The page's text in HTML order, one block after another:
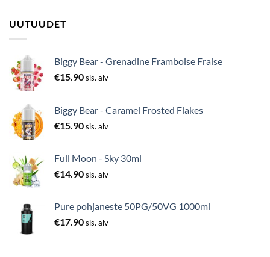
UUTUUDET
Biggy Bear - Grenadine Framboise Fraise
€15.90sis. alv
Biggy Bear - Caramel Frosted Flakes
€15.90sis. alv
Full Moon - Sky 30ml
€14.90sis. alv
Pure pohjaneste 50PG/50VG 1000ml
€17.90sis. alv